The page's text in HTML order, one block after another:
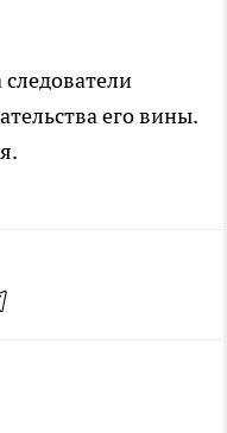
следователи
его вины.